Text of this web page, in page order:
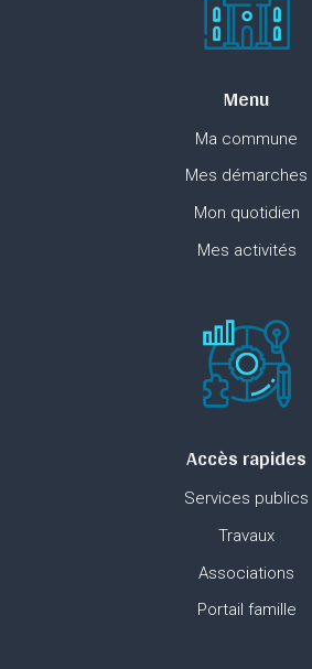
Menu
Ma commune
Mes démarches
Mon quotidien
Mes activités
Accès rapides
Services publics
Travaux
Associations
Portail famille